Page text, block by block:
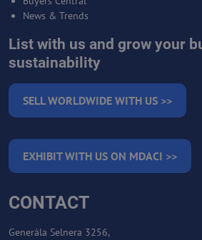
News & Trends
List with us and grow your
sustainability
SELL WORLDWIDE WITH US >>
EXHIBIT WITH US ON MDACI >>
CONTACT
Generála Selnera 3256,